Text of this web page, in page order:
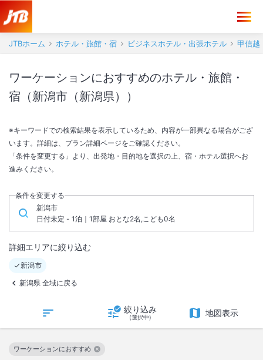
JTBホーム ホテル・旅館・宿 ビジネスホテル・出張ホテル 甲信越
ワーケーションにおすすめのホテル・旅館・
宿（新潟市（新潟県））
※キーワードでの検索結果を表示しているため、内容が一部異なる場合がござ
います。詳細は、プラン詳細ページをご確認ください。
「条件を変更する」より、出発地・目的地を選択の上、宿・ホテル選択へお
進みください。
条件を変更する
新潟市
日付未定 - 1泊｜1部屋 おとな2名,こども0名
詳細エリアに絞り込む
新潟市
新潟県 全域に戻る
絞り込み
(選択中) 地図表示
ワーケーションにおすすめ
この絞り込み条件を解除